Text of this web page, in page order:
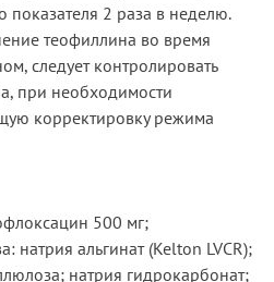
показателя 2 раза в неделю.
теофиллина во время
следует контролировать
при необходимости
корректировку режима
500 мг;
натрия альгинат (Kelton LVCR);
натрия гидрокарбонат;